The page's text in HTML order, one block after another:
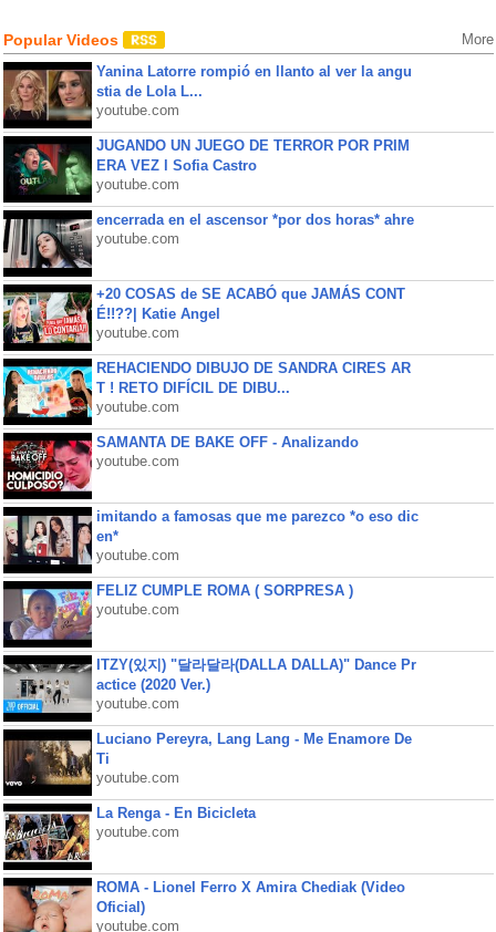
Popular Videos More
Yanina Latorre rompió en llanto al ver la angu
stia de Lola L...
youtube.com
JUGANDO UN JUEGO DE TERROR POR PRIM
ERA VEZ l Sofia Castro
youtube.com
encerrada en el ascensor *por dos horas* ahre
youtube.com
+20 COSAS de SE ACABÓ que JAMÁS CONT
É!!??| Katie Angel
youtube.com
REHACIENDO DIBUJO DE SANDRA CIRES AR
T ! RETO DIFÍCIL DE DIBU...
youtube.com
SAMANTA DE BAKE OFF - Analizando
youtube.com
imitando a famosas que me parezco *o eso dic
en*
youtube.com
FELIZ CUMPLE ROMA ( SORPRESA )
youtube.com
ITZY(있지) "달라달라(DALLA DALLA)" Dance Pr
actice (2020 Ver.)
youtube.com
Luciano Pereyra, Lang Lang - Me Enamore De
Ti
youtube.com
La Renga - En Bicicleta
youtube.com
ROMA - Lionel Ferro X Amira Chediak (Video
Oficial)
youtube.com